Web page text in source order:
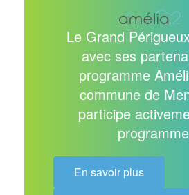
Le Grand
avec ses
programme
commune de
participe
En savoir plus